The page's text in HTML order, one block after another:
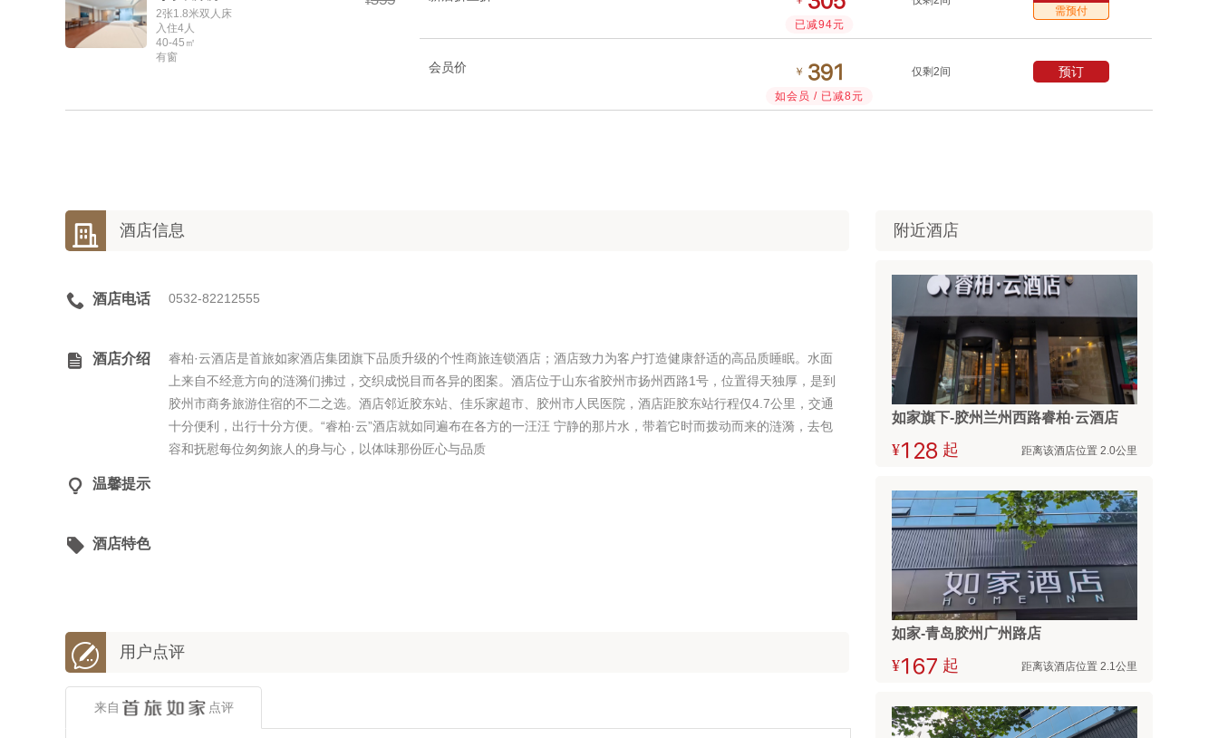
2张1.8米双人床
入住4人
40-45㎡
有窗
已减94元
需预付
会员价 ￥ 
如会员 / 已减8元
仅剩2间 预订
 酒店信息
 酒店电话 0532-82212555
 酒店介绍
睿柏·云酒店是首旅如家酒店集团旗下品质升级的个性商旅连锁酒店；酒店致力为客户打造健康舒适的高品质睡眠。水面
上来自不经意方向的涟漪们拂过，交织成悦目而各异的图案。酒店位于山东省胶州市扬州西路1号，位置得天独厚，是到
胶州市商务旅游住宿的不二之选。酒店邻近胶东站、佳乐家超市、胶州市人民医院，酒店距胶东站行程仅4.7公里，交通
十分便利，出行十分方便。“睿柏·云”酒店就如同遍布在各方的一汪汪 宁静的那片水，带着它时而拨动而来的涟漪，去包
容和抚慰每位匆匆旅人的身与心，以体味那份匠心与品质
 温馨提示
 酒店特色
 用户点评
来自 点评
附近酒店
如家旗下-胶州兰州西路睿柏·云酒店
¥  起 距离该酒店位置 2.0公里
如家-青岛胶州广州路店
¥   起 距离该酒店位置 2.1公里